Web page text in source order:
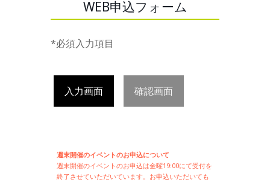
WEB申込フォーム
*必須入力項目
入力画面 確認画面
週末開催のイベントのお申込について
週末開催のイベントのお申込は金曜19:00にて受付を
終了させていただいています。お申込いただいても